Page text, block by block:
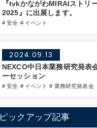
『tvkかながわMIRAIストリ
2025』に出展します。
# 安全 # イベント
2024.09.13
NEXCO中日本業務研究発表
ーセッション
# 安全 # イベント # 業務研究発表会
ピックアップ記事